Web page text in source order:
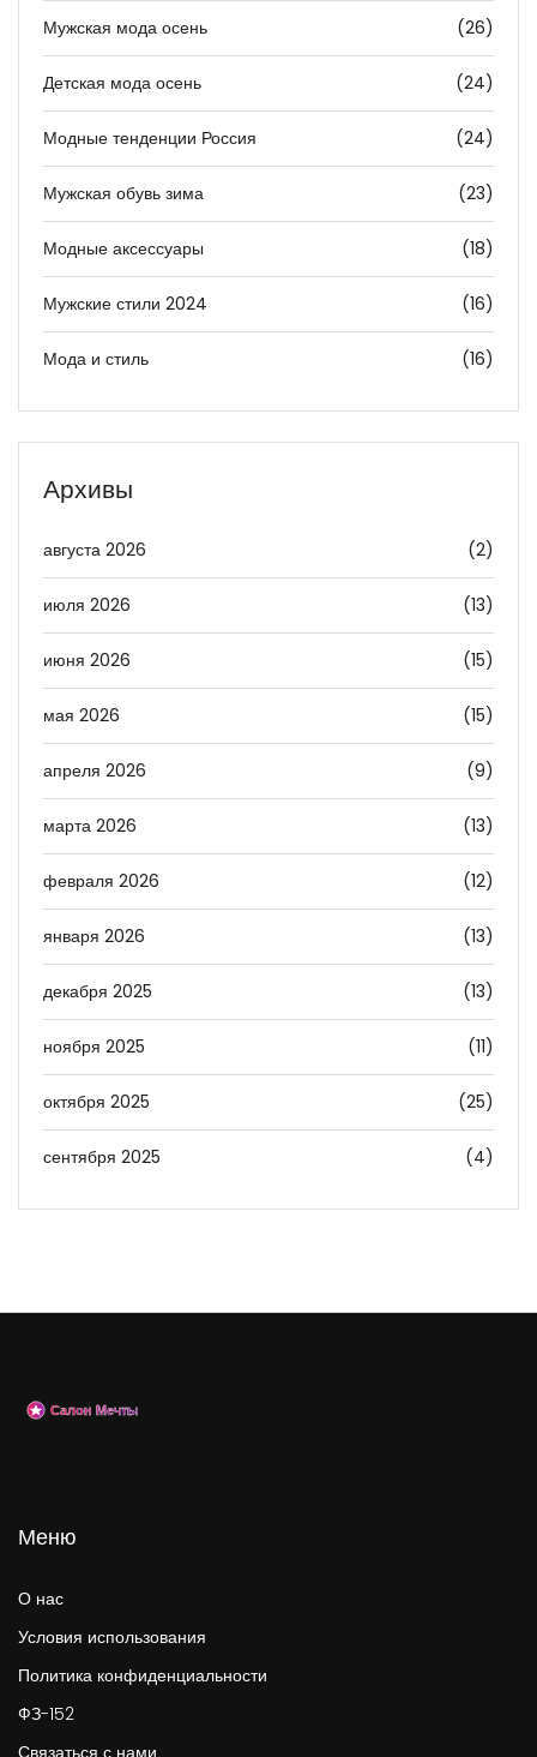
Мужская мода осень (26)
Детская мода осень (24)
Модные тенденции Россия (24)
Мужская обувь зима (23)
Модные аксессуары (18)
Мужские стили 2024 (16)
Мода и стиль (16)
Архивы
августа 2026 (2)
июля 2026 (13)
июня 2026 (15)
мая 2026 (15)
апреля 2026 (9)
марта 2026 (13)
февраля 2026 (12)
января 2026 (13)
декабря 2025 (13)
ноября 2025 (11)
октября 2025 (25)
сентября 2025 (4)
Меню
О нас
Условия использования
Политика конфиденциальности
ФЗ-152